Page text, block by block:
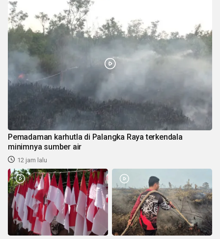
Pemadaman karhutla di Palangka Raya terkendala
minimnya sumber air
12 jam lalu